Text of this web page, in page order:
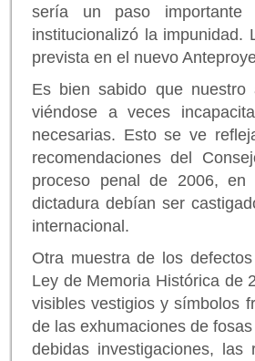
sería un paso
institucionalizó la impunidad.
prevista en el nuevo
Es bien sabido que nuestro
viéndose a veces
necesarias. Esto se ve
recomendaciones del
proceso penal de 2006,
dictadura debían ser
internacional.
Otra muestra de los
Ley de Memoria Histórica de
visibles vestigios y símbolos
de las exhumaciones de
debidas investigaciones, las